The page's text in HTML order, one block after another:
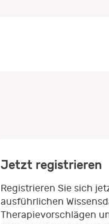
Jetzt registrieren
Registrieren Sie sich
ausführlichen
Therapievorschlägen